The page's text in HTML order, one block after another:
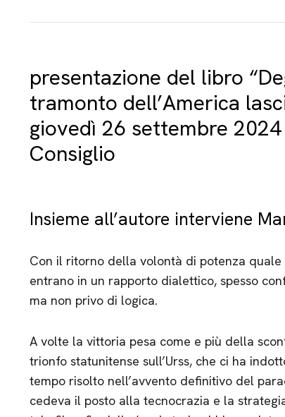
presentazione del libro
tramonto dell’America
giovedì 26 settembre
Consiglio
Insieme all’autore interviene
Con il ritorno della volontà di potenza
entrano in un rapporto dialettico, spesso
ma non privo di logica.
A volte la vittoria pesa come e più della
trionfo statunitense sull’Urss, che ci ha
tempo risolto nell’avvento definitivo del
cedeva il posto alla tecnocrazia e la